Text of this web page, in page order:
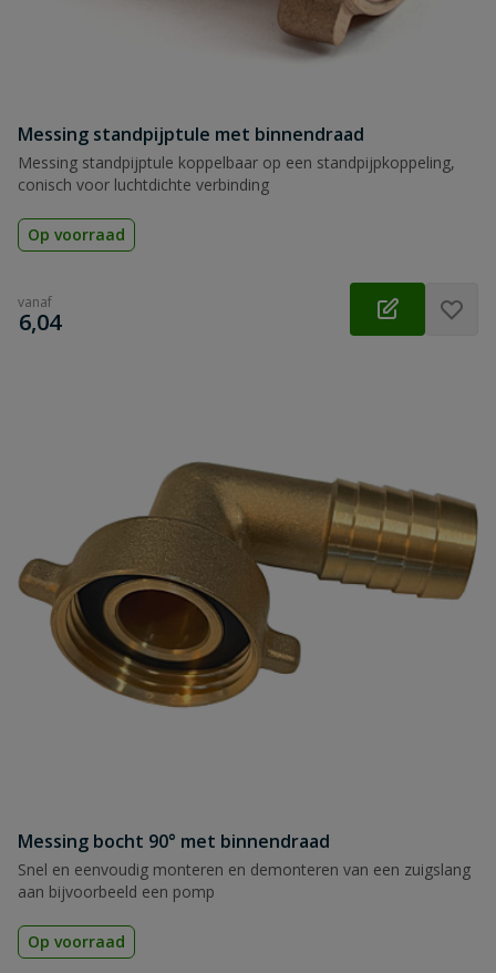
Messing standpijptule met binnendraad
Messing standpijptule koppelbaar op een standpijpkoppeling,
conisch voor luchtdichte verbinding
Op voorraad
vanaf
€
6,04
Messing bocht 90° met binnendraad
Snel en eenvoudig monteren en demonteren van een zuigslang
aan bijvoorbeeld een pomp
Op voorraad